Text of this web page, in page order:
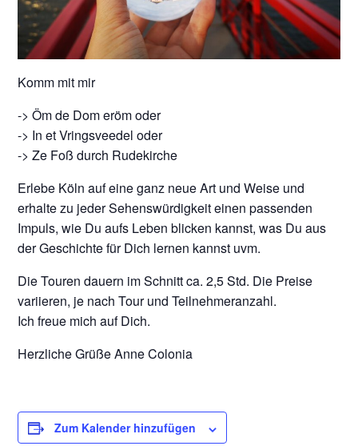
Komm mit mir
-> Öm de Dom eröm oder
-> In et Vringsveedel oder
-> Ze Foß durch Rudekirche
Erlebe Köln auf eine ganz neue Art und Weise und
erhalte zu jeder Sehenswürdigkeit einen passenden
Impuls, wie Du aufs Leben blicken kannst, was Du aus
der Geschichte für Dich lernen kannst uvm.
Die Touren dauern im Schnitt ca. 2,5 Std. Die Preise
variieren, je nach Tour und Teilnehmeranzahl.
Ich freue mich auf Dich.
Herzliche Grüße Anne Colonia
Zum Kalender hinzufügen